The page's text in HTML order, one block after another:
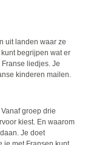
uit landen waar ze
begrijpen wat er
liedjes. Je
kinderen mailen.
groep drie
kiest. En waarom
Je doet